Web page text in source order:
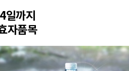
일까지
자품목